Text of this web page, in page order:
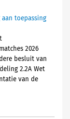
toepassing
2026
besluit van
2.2A Wet
van de